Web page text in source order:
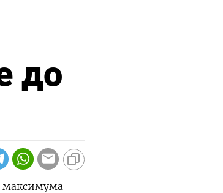
до
максимума